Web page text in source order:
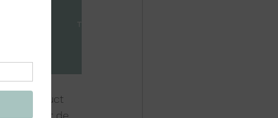
melkproduct